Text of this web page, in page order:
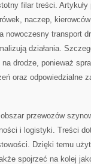
filar treści.
naczep,
nowoczesny transport
działania.
drodze, ponieważ
oraz odpowiedzialne
przewozów
i logistyki. Treści
Dzięki temu
spojrzeć na kolej